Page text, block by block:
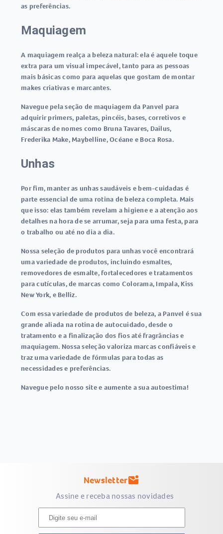
as preferências.
Maquiagem
A maquiagem realça a beleza natural: ela é aquele toque
extra para um visual impecável, tanto para as pessoas
mais básicas como para aquelas que gostam de montar
makes criativas e marcantes.
Navegue pela seção de maquiagem da Panvel para
adquirir primers, paletas, pincéis, bases, corretivos e
máscaras de nomes como Bruna Tavares, Dailus,
Frederika Make, Maybelline, Océane e Boca Rosa.
Unhas
Por fim, manter as unhas saudáveis e bem-cuidadas é
parte essencial de uma rotina de beleza completa. Mais
que isso: elas também revelam a higiene e a atenção aos
detalhes na hora de se arrumar, seja para uma festa, para
o trabalho ou até no dia a dia.
Nossa seleção de produtos para unhas você encontrará
uma variedade de produtos, incluindo esmaltes,
removedores de esmalte, fortalecedores e tratamentos
para cutículas, de marcas como Colorama, Impala, Kiss
New York, e Belliz.
Com essa variedade de produtos de beleza, a Panvel é sua
grande aliada na rotina de autocuidado, desde o
tratamento e a finalização dos fios até fragrâncias e
maquiagem. Nossa seleção valoriza marcas confiáveis e
traz uma variedade de fórmulas para todas as
necessidades e preferências.
Navegue pelo nosso site e aumente a sua autoestima!
Newslettermark_email_unread
Assine e receba nossas novidades